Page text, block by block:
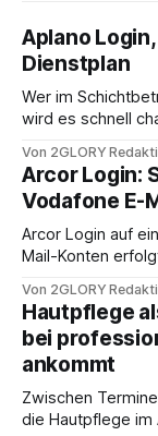
Aplano
Dienstplan
Wer im
wird es schnell
abwesenheiten
Ihr personal
erfahren Sie
brauchen, von
Von 2GLORY
Arcor Login:
Vodafone E-
Arcor Login auf einen Blick Die
Mail-Konten
besitzt, loggt sich
Portal ein. Der
Von 2GLORY
Hautpflege
bei
ankommt
Zwischen
die Hautpflege im